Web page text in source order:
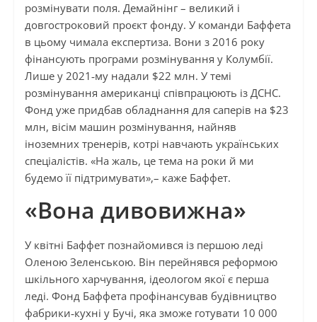
розмінувати поля. Демайнінг – великий і
довгостроковий проєкт фонду. У команди Баффета
в цьому чимала експертиза. Вони з 2016 року
фінансують програми розмінування у Колумбії.
Лише у 2021‑му надали $22 млн. У темі
розмінування американці співпрацюють із ДСНС.
Фонд уже придбав обладнання для саперів на $23
млн, вісім машин розмінування, найняв
іноземних тренерів, котрі навчають українських
спеціалістів. «На жаль, це тема на роки й ми
будемо її підтримувати»,– каже Баффет.
«Вона дивовижна»
У квітні Баффет познайомився із першою леді
Оленою Зеленською. Він перейнявся реформою
шкільного харчування, ідеологом якої є перша
леді. Фонд Баффета профінансував будівництво
фабрики‑кухні у Бучі, яка зможе готувати 10 000